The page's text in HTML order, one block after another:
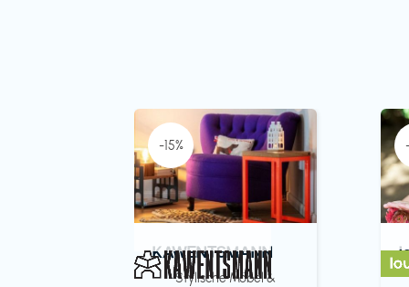
-15%
KAWENTSMANN
Stylische Möbel &